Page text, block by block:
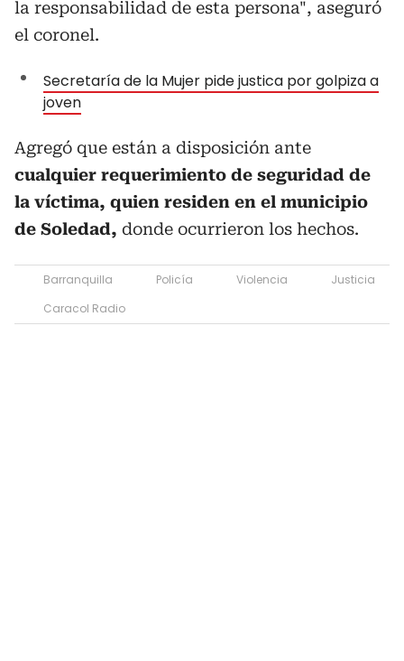
la responsabilidad de esta persona", aseguró
el coronel.
Secretaría de la Mujer pide justica por golpiza a
joven
Agregó que están a disposición ante
cualquier requerimiento de seguridad de
la víctima, quien residen en el municipio
de Soledad, donde ocurrieron los hechos.
Barranquilla Policía Violencia
Justicia
Caracol Radio